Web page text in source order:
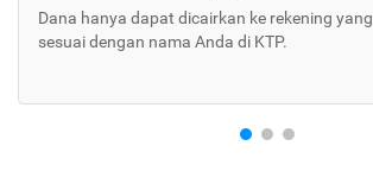
Dana hanya dapat dicairkan ke rekening yang
sesuai dengan nama Anda di KTP.